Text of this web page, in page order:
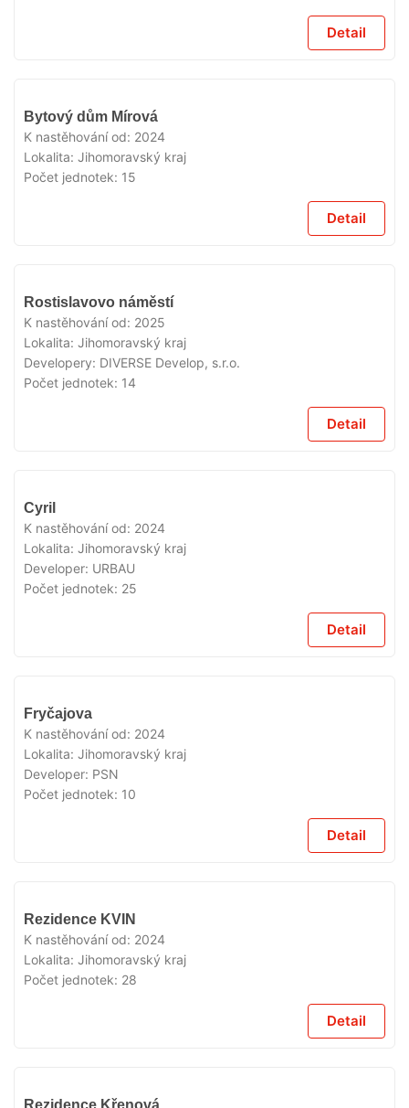
Detail
Bytový dům Mírová
K nastěhování od: 2024
Lokalita: Jihomoravský kraj
Počet jednotek: 15
Detail
Rostislavovo náměstí
K nastěhování od: 2025
Lokalita: Jihomoravský kraj
Developery: DIVERSE Develop, s.r.o.
Počet jednotek: 14
Detail
Cyril
K nastěhování od: 2024
Lokalita: Jihomoravský kraj
Developer: URBAU
Počet jednotek: 25
Detail
Fryčajova
K nastěhování od: 2024
Lokalita: Jihomoravský kraj
Developer: PSN
Počet jednotek: 10
Detail
Rezidence KVIN
K nastěhování od: 2024
Lokalita: Jihomoravský kraj
Počet jednotek: 28
Detail
Rezidence Křenová